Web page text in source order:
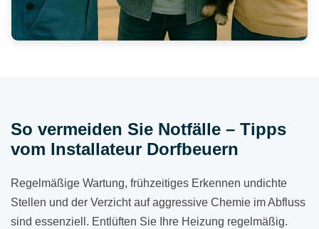
So vermeiden Sie Notfälle – Tipps
vom Installateur Dorfbeuern
Regelmäßige Wartung, frühzeitiges Erkennen undichte
Stellen und der Verzicht auf aggressive Chemie im Abfluss
sind essenziell. Entlüften Sie Ihre Heizung regelmäßig.